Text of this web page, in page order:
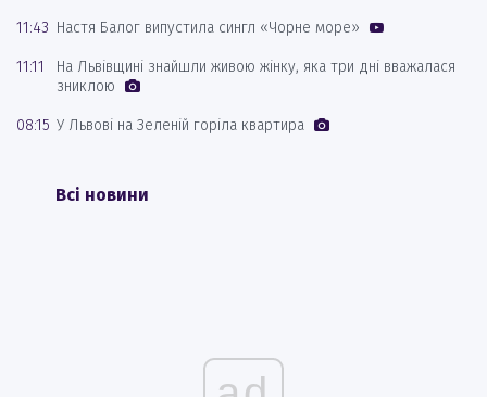
11:43 Настя Балог випустила сингл «Чорне море»
11:11
На Львівщині знайшли живою жінку, яка три дні вважалася
зниклою
08:15 У Львові на Зеленій горіла квартира
Всі новини